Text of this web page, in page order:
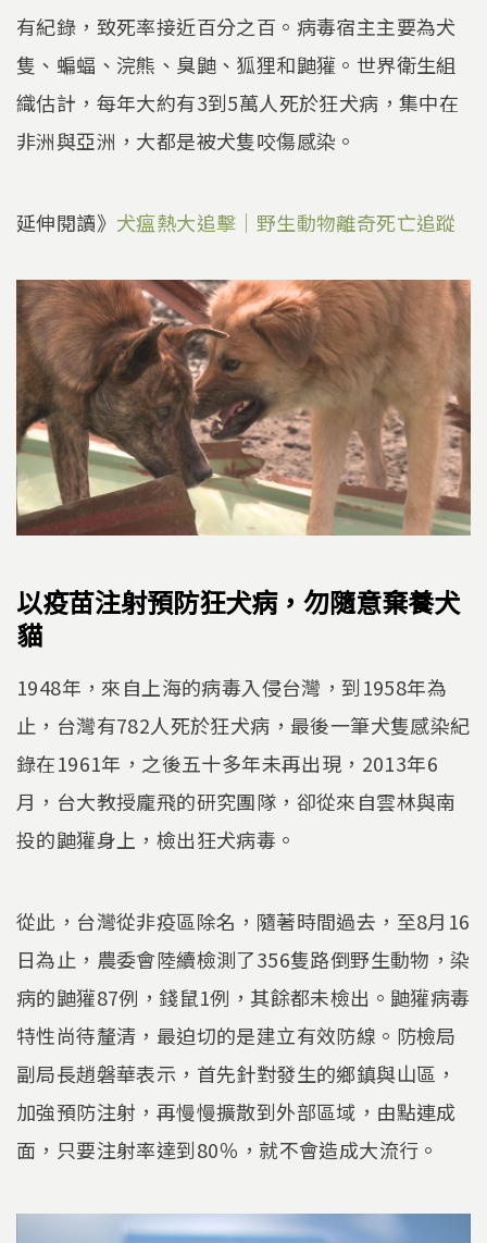
有紀錄，致死率接近百分之百。病毒宿主主要為犬
隻、蝙蝠、浣熊、臭鼬、狐狸和鼬獾。世界衛生組
織估計，每年大約有3到5萬人死於狂犬病，集中在
非洲與亞洲，大都是被犬隻咬傷感染。
延伸閱讀》 犬瘟熱大追擊｜野生動物離奇死亡追蹤
以疫苗注射預防狂犬病，勿隨意棄養犬
貓
1948年，來自上海的病毒入侵台灣，到1958年為
止，台灣有782人死於狂犬病，最後一筆犬隻感染紀
錄在1961年，之後五十多年未再出現，2013年6
月，台大教授龐飛的研究團隊，卻從來自雲林與南
投的鼬獾身上，檢出狂犬病毒。
從此，台灣從非疫區除名，隨著時間過去，至8月16
日為止，農委會陸續檢測了356隻路倒野生動物，染
病的鼬獾87例，錢鼠1例，其餘都未檢出。鼬獾病毒
特性尚待釐清，最迫切的是建立有效防線。防檢局
副局長趙磐華表示，首先針對發生的鄉鎮與山區，
加強預防注射，再慢慢擴散到外部區域，由點連成
面，只要注射率達到80％，就不會造成大流行。